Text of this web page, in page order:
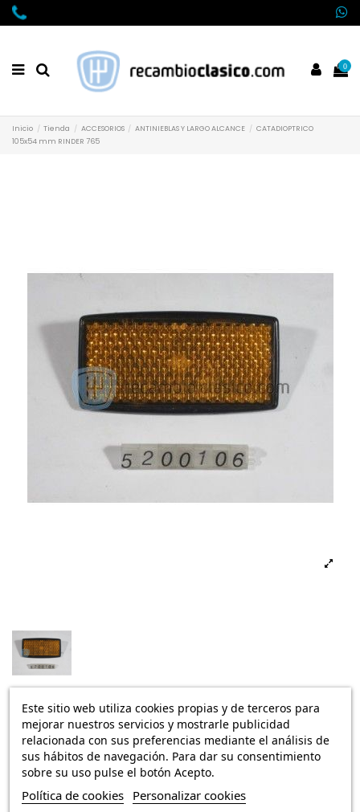
0
Inicio Tienda ACCESORIOS ANTINIEBLAS Y LARGO ALCANCE
CATADIOPTRICO
105x54 mm RINDER 765
Disponible
CATADIOPTRICO 105x54 mm RINDER 765
Ref.: 5200106 E242
7,45 €Envío Peninsula
Este sitio web utiliza cookies propias y de terceros para
mejorar nuestros servicios y mostrarle publicidad
relacionada con sus preferencias mediante el análisis de
sus hábitos de navegación. Para dar su consentimiento
sobre su uso pulse el botón Acepto.
Política de cookies Personalizar cookies